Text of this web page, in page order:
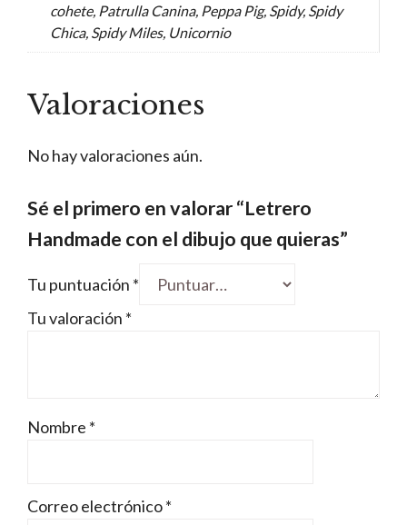
cohete, Patrulla Canina, Peppa Pig, Spidy, Spidy
Chica, Spidy Miles, Unicornio
Valoraciones
No hay valoraciones aún.
Sé el primero en valorar “Letrero
Handmade con el dibujo que quieras”
Tu puntuación *
Tu valoración *
Nombre *
Correo electrónico*